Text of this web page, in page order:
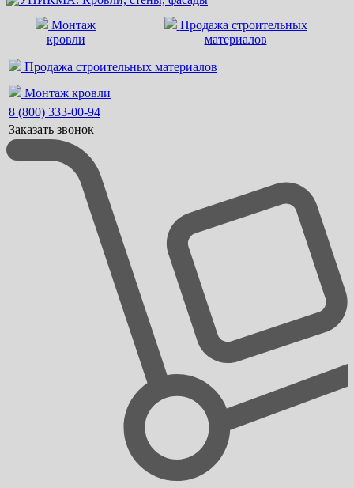
Монтаж
кровли
Продажа строительных
материалов
Продажа строительных материалов
Монтаж кровли
8 (800) 333-00-94
Заказать звонок